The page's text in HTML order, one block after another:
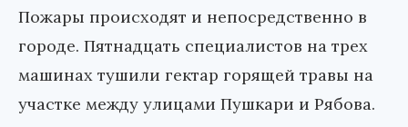
Пожары происходят и непосредственно в
городе. Пятнадцать специалистов на трех
машинах тушили гектар горящей травы на
участке между улицами Пушкари и Рябова.